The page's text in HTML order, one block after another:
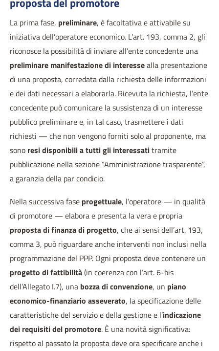
La prima fase, preliminare, è facoltativa e attivabile su
iniziativa dell’operatore economico. L’art. 193, comma 2, gli
riconosce la possibilità di inviare all’ente concedente una
preliminare manifestazione di interessealla presentazione
di una proposta, corredata dalla richiesta delle informazioni
e dei dati necessari a elaborarla. Ricevuta la richiesta, l’ente
concedente può comunicare la sussistenza di un interesse
pubblico preliminare e, in tal caso, trasmettere i dati
richiesti — che non vengono forniti solo al proponente, ma
sono resi disponibili a tutti gli interessatitramite
pubblicazione nella sezione “Amministrazione trasparente”,
a garanzia della par condicio.
Nella successiva fase progettuale, l’operatore — in qualità
di promotore — elabora e presenta la vera e propria
proposta di finanza di progetto, che ai sensi dell’art. 193,
comma 3, può riguardare anche interventi non inclusi nella
programmazione del PPP. Ogni proposta deve contenere un
progetto di fattibilità(in coerenza con l’art. 6-bis
dell’Allegato I.7), una bozza di convenzione, un piano
economico-finanziario asseverato, la specificazione delle
caratteristiche del servizio e della gestione e l’indicazione
dei requisiti del promotore. È una novità significativa:
rispetto al passato la proposta deve ora specificare anche i